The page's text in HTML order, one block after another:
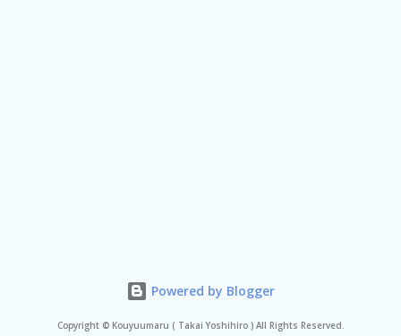
Powered by Blogger
Copyright © Kouyuumaru ( Takai Yoshihiro ) All Rights Reserved.